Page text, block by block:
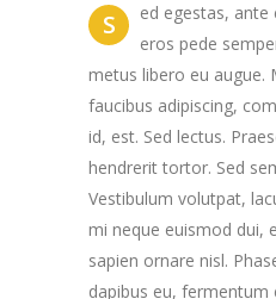
S
ed egestas,
eros pede
metus libero eu augue.
faucibus adipiscing,
id, est. Sed lectus.
hendrerit tortor. Sed
Vestibulum volutpat,
mi neque euismod dui,
sapien ornare nisl.
dapibus eu, fermentum